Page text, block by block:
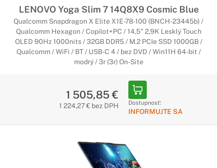
LENOVO Yoga Slim 7 14Q8X9 Cosmic Blue
Qualcomm Snapdragon X Elite X1E-78-100 (BNCH-23445b) /
Qualcomm Hexagon / Copilot+PC / 14,5" 2,9K Lesklý Touch
OLED 90Hz 1000nits / 32GB DDR5 / M.2 PCIe SSD 1000GB /
Qualcomm / WiFi / BT / USB-C 4 / bez DVD / Win11H 64-bit /
modrý / 3r (3r) On-Site
1 505,85 €
1 224,27 € bez DPH Dostupnosť:
INFORMUJTE SA